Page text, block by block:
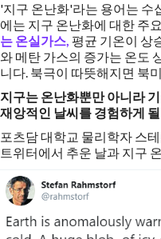
'지구 온난화'라는 용어는 수
에는 지구 온난화에 대한 주
는 온실가스, 평균 기온이 상
와 메탄 가스의 증가는 온도
니다. 북극이 따뜻해지면 북
지구는 온난화뿐만 아니라
재앙적인 날씨를 경험하게
포츠담 대학교 물리학자 스
트위터에서 추운 날과 지구